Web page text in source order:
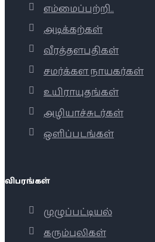
எம்மைப்பற்றி..
அடிக்கற்கள்
வீரத்தளபதிகள்
சமர்க்கள நாயகர்கள்
உயிராயுதங்கள்
அழியாச்சுடர்கள்
ஒளிப்படங்கள்
விபரங்கள்
முழுப்பட்டியல்
கரும்புலிகள்